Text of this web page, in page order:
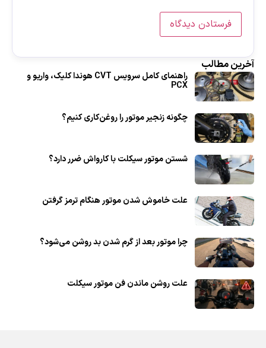
آخرین مطالب
راهنمای کامل سرویس CVT هوندا کلیک، واریو و
PCX
چگونه زنجیر موتور را روغن‌کاری کنیم؟
شستن موتور سیکلت با کارواش ضرر دارد؟
علت خاموش شدن موتور هنگام ترمز گرفتن
چرا موتور بعد از گرم شدن بد روشن می‌شود؟
علت روشن ماندن فن موتور سیکلت